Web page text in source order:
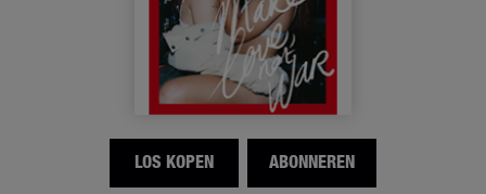
LOS KOPEN ABONNEREN